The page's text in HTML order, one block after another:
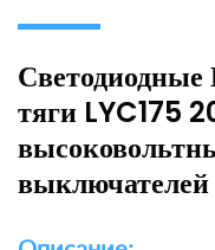
тяги LYC175
выключателей